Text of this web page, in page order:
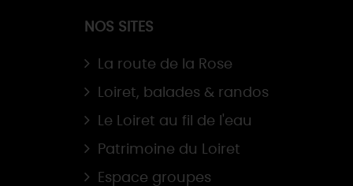
NOS SITES
La route de la Rose
Loiret, balades & randos
Le Loiret au fil de l'eau
Patrimoine du Loiret
Espace groupes